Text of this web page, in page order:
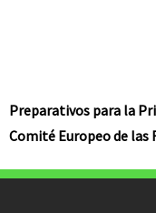
Preparativos para la
Comité Europeo de las